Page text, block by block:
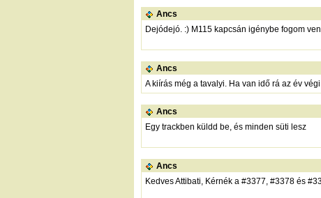
Ancs
Dejódejó. :) M115 kapcsán igénybe fogom
Ancs
A kiírás még a tavalyi. Ha van idő rá az év
Ancs
Egy trackben küldd be, és minden süti lesz
Ancs
Kedves Attibati, Kérnék a #3377, #3378 és